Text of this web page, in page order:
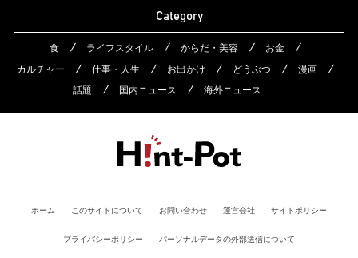
Category
食 ライフスタイル からだ・美容
お金
カルチャー
仕事・人生 お出かけ どうぶつ
漫画
話題
国内ニュース 海外ニュース
ホーム このサイトについて お問い合わせ 運営会社 サイトポリシー
プライバシーポリシー パーソナルデータの外部送信について